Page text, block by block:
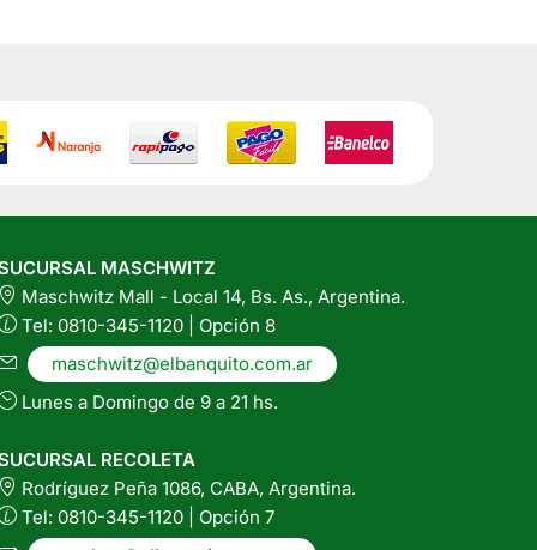
MASCHWITZ
Maschwitz Mall - Local 14, Bs. As., Argentina.
Tel: 0810-345-1120 | Opción 8
maschwitz@elbanquito.com.ar
Lunes a Domingo de 9 a 21 hs.
RECOLETA
Rodríguez Peña 1086, CABA, Argentina.
Tel: 0810-345-1120 | Opción 7